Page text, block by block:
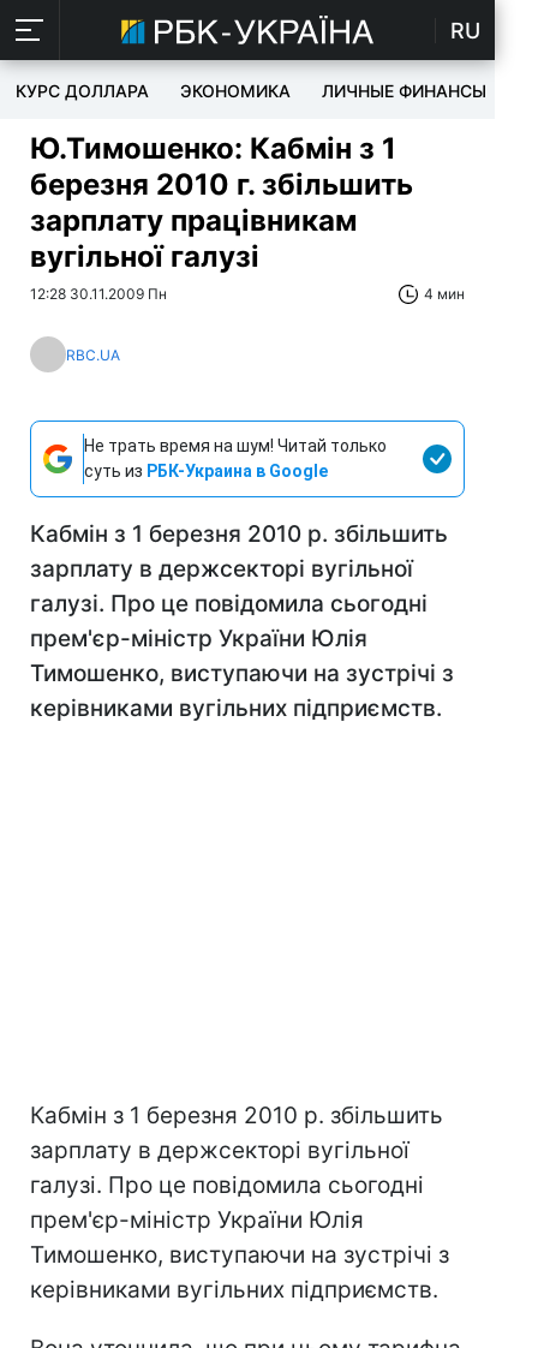
RU
КУРС ДОЛЛАРА ЭКОНОМИКА ЛИЧНЫЕ ФИНАНСЫ
Ю.Тимошенко: Кабмін з 1
березня 2010 г. збільшить
зарплату працівникам
вугільної галузі
12:28 30.11.2009 Пн 4 мин
RBC.UA
Не трать время на шум! Читай только
суть из РБК-Украина в Google
Кабмін з 1 березня 2010 р. збільшить
зарплату в держсекторі вугільної
галузі. Про це повідомила сьогодні
прем'єр-міністр України Юлія
Тимошенко, виступаючи на зустрічі з
керівниками вугільних підприємств.
Кабмін з 1 березня 2010 р. збільшить
зарплату в держсекторі вугільної
галузі. Про це повідомила сьогодні
прем'єр-міністр України Юлія
Тимошенко, виступаючи на зустрічі з
керівниками вугільних підприємств.